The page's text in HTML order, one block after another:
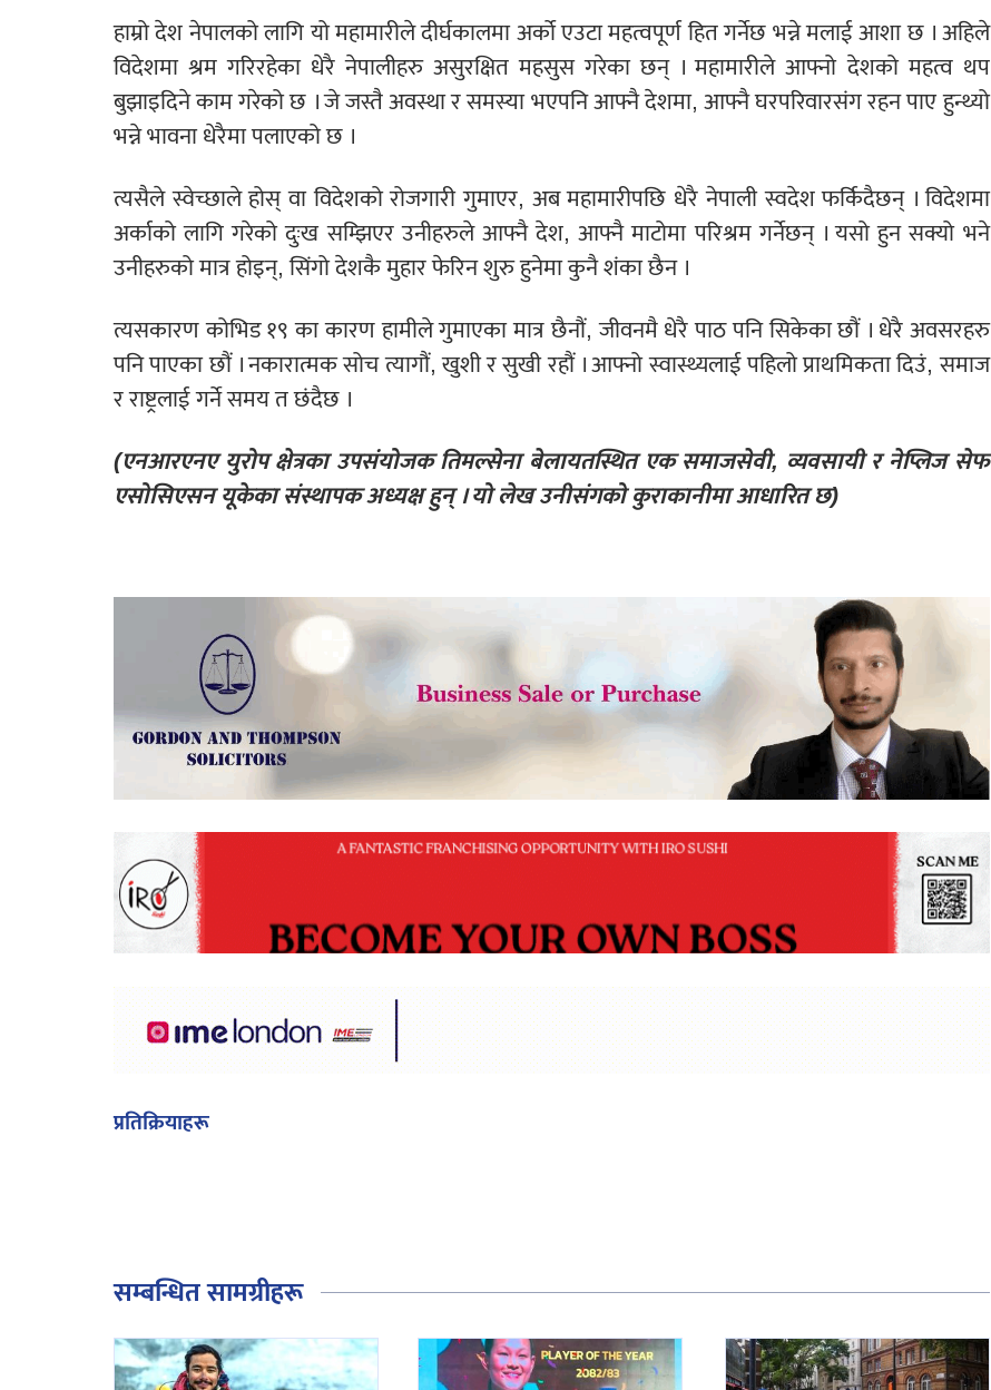
हाम्रो देश नेपालको लागि यो महामारीले दीर्घकालमा अर्को एउटा महत्वपूर्ण हित गर्नेछ भन्ने मलाई आशा छ । अहिले
विदेशमा श्रम गरिरहेका धेरै नेपालीहरु असुरक्षित महसुस गरेका छन् । महामारीले आफ्नो देशको महत्व थप
बुझाइदिने काम गरेको छ । जे जस्तै अवस्था र समस्या भएपनि आफ्नै देशमा, आफ्नै घरपरिवारसंग रहन पाए हुन्थ्यो
भन्ने भावना धेरैमा पलाएको छ ।
त्यसैले स्वेच्छाले होस् वा विदेशको रोजगारी गुमाएर, अब महामारीपछि धेरै नेपाली स्वदेश फर्किदैछन् । विदेशमा
अर्काको लागि गरेको दुःख सम्झिएर उनीहरुले आफ्नै देश, आफ्नै माटोमा परिश्रम गर्नेछन् । यसो हुन सक्यो भने
उनीहरुको मात्र होइन्, सिंगो देशकै मुहार फेरिन शुरु हुनेमा कुनै शंका छैन ।
त्यसकारण कोभिड १९ का कारण हामीले गुमाएका मात्र छैनौं, जीवनमै धेरै पाठ पनि सिकेका छौं । धेरै अवसरहरु
पनि पाएका छौं । नकारात्मक सोच त्यागौं, खुशी र सुखी रहौं । आफ्नो स्वास्थ्यलाई पहिलो प्राथमिकता दिउं, समाज
र राष्ट्रलाई गर्ने समय त छंदैछ ।
(एनआरएनए युरोप क्षेत्रका उपसंयोजक तिमल्सेना बेलायतस्थित एक समाजसेवी, व्यवसायी र नेप्लिज सेफ
एसोसिएसन यूकेका संस्थापक अध्यक्ष हुन् । यो लेख उनीसंगको कुराकानीमा आधारित छ)
प्रतिक्रियाहरू
सम्बन्धित सामग्रीहरू